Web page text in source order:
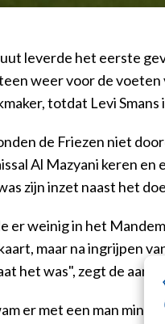
leverde het eerste
weer voor de
totdat Levi
de Friezen niet
Al Mazyani keren
zijn inzet naast het
er weinig in het
maar na ingrijpen
het was", zegt de
er met een man